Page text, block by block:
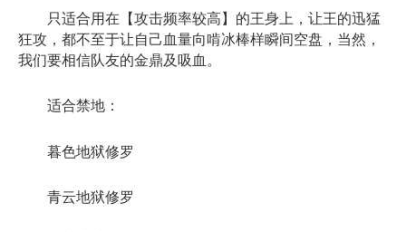
只适合用在【攻击频率较高】的王身上，让王的迅猛
狂攻，都不至于让自己血量向啃冰棒样瞬间空盘，当然，
我们要相信队友的金鼎及吸血。
适合禁地：
暮色地狱修罗
青云地狱修罗